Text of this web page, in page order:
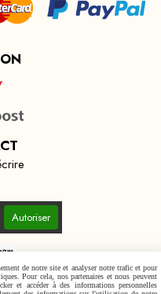
Autoriser
générales de vente
de notre site et analyser notre trafic et pour
Pour cela, nos partenaires et nous peuvent
et accéder à des informations personnelles